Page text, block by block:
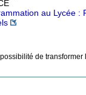
au Lycée :
de